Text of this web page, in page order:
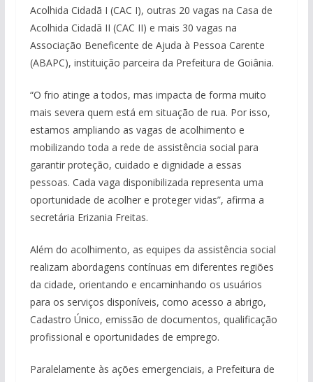
Acolhida Cidadã I (CAC I), outras 20 vagas na Casa de
Acolhida Cidadã II (CAC II) e mais 30 vagas na
Associação Beneficente de Ajuda à Pessoa Carente
(ABAPC), instituição parceira da Prefeitura de Goiânia.
“O frio atinge a todos, mas impacta de forma muito
mais severa quem está em situação de rua. Por isso,
estamos ampliando as vagas de acolhimento e
mobilizando toda a rede de assistência social para
garantir proteção, cuidado e dignidade a essas
pessoas. Cada vaga disponibilizada representa uma
oportunidade de acolher e proteger vidas”, afirma a
secretária Erizania Freitas.
Além do acolhimento, as equipes da assistência social
realizam abordagens contínuas em diferentes regiões
da cidade, orientando e encaminhando os usuários
para os serviços disponíveis, como acesso a abrigo,
Cadastro Único, emissão de documentos, qualificação
profissional e oportunidades de emprego.
Paralelamente às ações emergenciais, a Prefeitura de